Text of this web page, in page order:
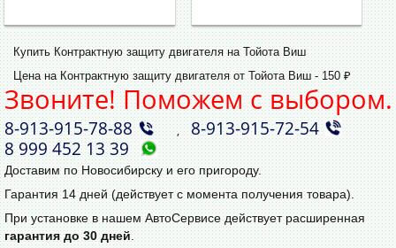
Купить Контрактную защиту двигателя на Тойота Виш
Цена на Контрактную защиту двигателя от Тойота Виш - 150 ₽
Звоните! Поможем с выбором.
8‑913‑915‑78‑88 ,8‑913‑915‑72‑54
8 999 452 13 39
Доставим по Новосибирску и его пригороду.
Гарантия 14 дней (действует с момента получения товара).
При установке в нашем АвтоСервисе действует расширенная
гарантия до 30 дней.